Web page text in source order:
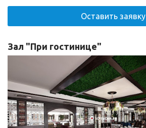
Оставить заявку
Зал "При гостинице"